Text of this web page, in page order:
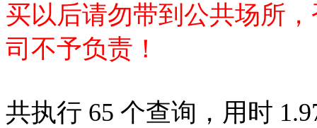
买以后请勿带到公共场所
司不予负责！
共执行 65 个查询，用时